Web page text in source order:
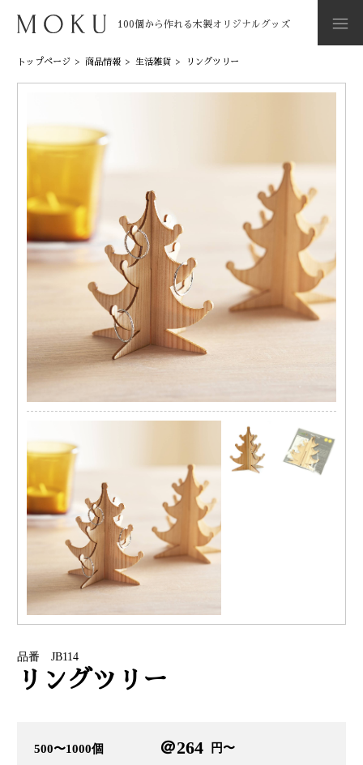
100個から作れる木製オリジナルグッズ
トップページ > 商品情報 > 生活雑貨 > リングツリー
品番 JB114
リングツリー
500〜1000個 ＠264 円〜